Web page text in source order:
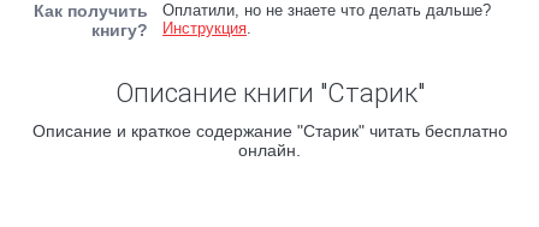
Как получить
книгу?
Оплатили, но не знаете что делать дальше?
Инструкция.
Описание книги "Старик"
Описание и краткое содержание "Старик" читать бесплатно
онлайн.